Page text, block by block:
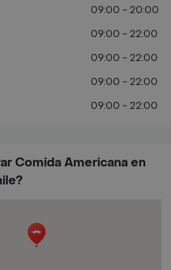
Comida Americana en
09:00 - 20:00
09:00 - 22:00
09:00 - 22:00
09:00 - 22:00
09:00 - 22:00